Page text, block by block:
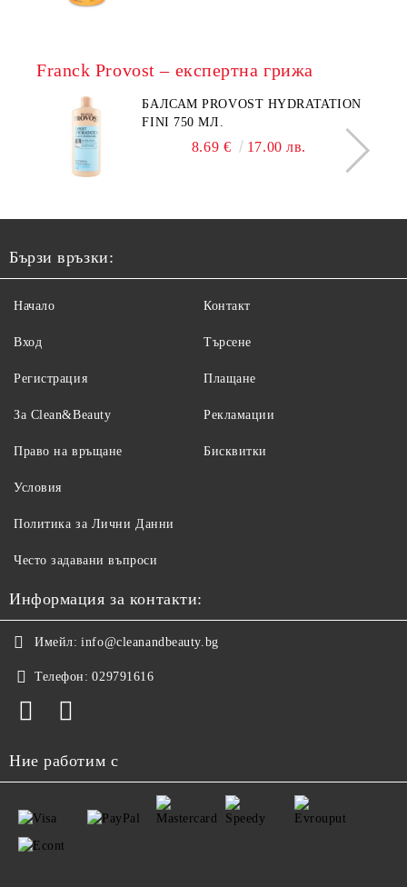
Franck Provost – експертна грижа
БАЛСАМ PROVOST HYDRATATION
FINI 750 МЛ.
8.69 € 17.00 лв.
Бързи връзки:
Начало
Вход
Регистрация
За Clean&Beauty
Контакт
Търсене
Плащане
Рекламации
Право на връщане
Условия
Политика за Лични Данни
Често задавани въпроси
Бисквитки
Информация за контакти:
Имейл: info@cleanandbeauty.bg
Телефон: 029791616
Ние работим с